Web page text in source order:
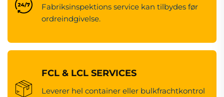
Fabriksinspektions service kan tilbydes før
ordreindgivelse.
FCL & LCL SERVICES
Leverer hel container eller bulkfrachtkontrol